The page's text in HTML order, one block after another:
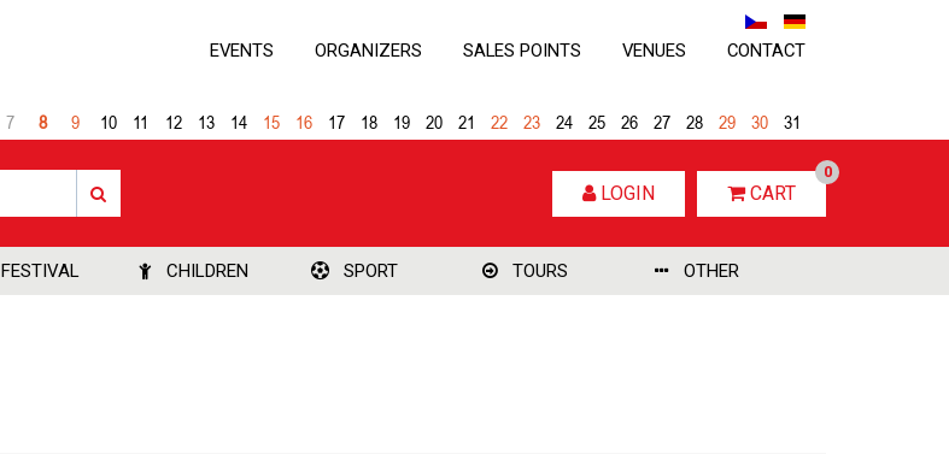
EVENTS ORGANIZERS SALES POINTS VENUES CONTACT
LOGIN CART
0
7 8 9 10 11 12 13 14 15 16 17 18 19 20 21 22 23 24 25 26 27 28 29 30 31
FESTIVAL CHILDREN SPORT TOURS OTHER